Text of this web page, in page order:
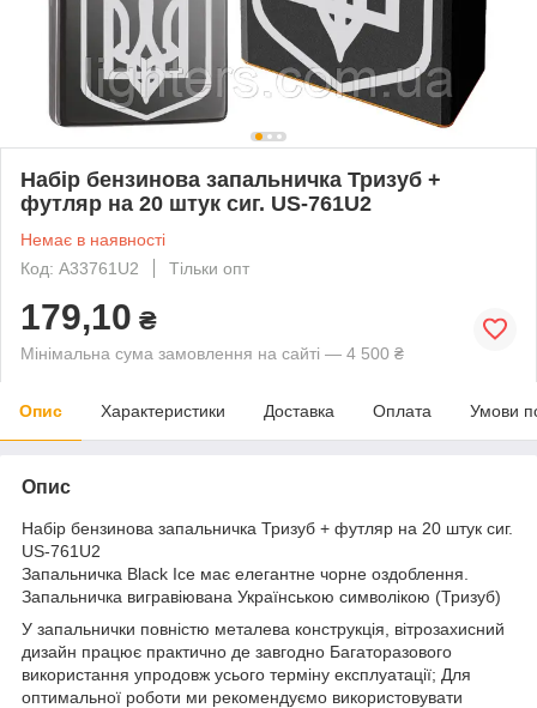
Набір бензинова запальничка Тризуб +
футляр на 20 штук сиг. US-761U2
Немає в наявності
Код: A33761U2
Тільки опт
179,10 ₴
Мінімальна сума замовлення на сайті — 4 500 ₴
Опис Характеристики Доставка Оплата Умови
Опис
Набір бензинова запальничка Тризуб + футляр на 20 штук сиг.
US-761U2
Запальничка Black Ice має елегантне чорне оздоблення.
Запальничка вигравіювана Українською символікою (Тризуб)
У запальнички повністю металева конструкція, вітрозахисний
дизайн працює практично де завгодно Багаторазового
використання упродовж усього терміну експлуатації; Для
оптимальної роботи ми рекомендуємо використовувати